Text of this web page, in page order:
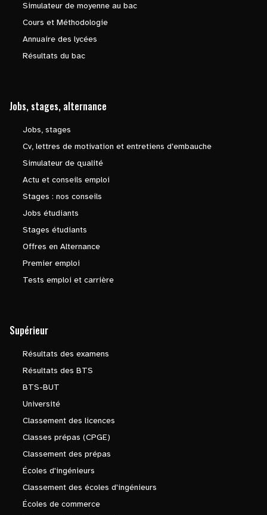
Simulateur de moyenne au bac
Cours et Méthodologie
Annuaire des lycées
Résultats du bac
Jobs, stages, alternance
Jobs, stages
Cv, lettres de motivation et entretiens d'embauche
Simulateur de qualité
Actu et conseils emploi
Stages : nos conseils
Jobs étudiants
Stages étudiants
Offres en Alternance
Premier emploi
Tests emploi et carrière
Supérieur
Résultats des examens
Résultats des BTS
BTS-BUT
Université
Classement des licences
Classes prépas (CPGE)
Classement des prépas
Écoles d'ingénieurs
Classement des écoles d'ingénieurs
Écoles de commerce